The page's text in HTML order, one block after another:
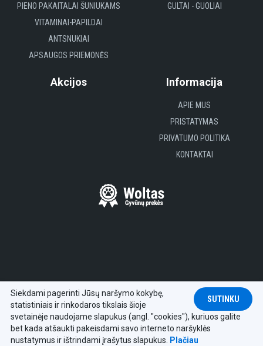
PIENO PAKAITALAI ŠUNIUKAMS
VITAMINAI-PAPILDAI
ANTSNUKIAI
APSAUGOS PRIEMONĖS
GULTAI - GUOLIAI
Akcijos Informacija
APIE MUS
PRISTATYMAS
PRIVATUMO POLITIKA
KONTAKTAI
© 2018 - 2026 Woltas - gyvūnų prekės.
Sprendimas: Infoface
SUTINKU
Siekdami pagerinti Jūsų naršymo kokybę,
statistiniais ir rinkodaros tikslais šioje
svetainėje naudojame slapukus (angl. "cookies"), kuriuos galite
bet kada atšaukti pakeisdami savo interneto naršyklės
nustatymus ir ištrindami įrašytus slapukus.
Plačiau